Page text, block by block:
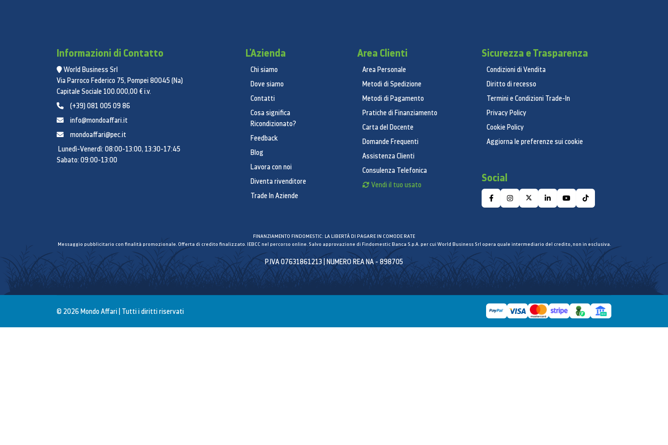
Informazioni di Contatto
World Business Srl
Via Parroco Federico 75, Pompei 80045 (Na)
Capitale Sociale 100.000,00 € i.v.
(+39) 081 005 09 86
info@mondoaffari.it
mondoaffari@pec.it
Lunedì-Venerdì: 08:00-13:00, 13:30-17:45
Sabato: 09:00-13:00
L'Azienda
Chi siamo
Dove siamo
Contatti
Cosa significa
Ricondizionato?
Feedback
Blog
Lavora con noi
Diventa rivenditore
Trade In Aziende
Area Clienti
Area Personale
Metodi di Spedizione
Metodi di Pagamento
Pratiche di Finanziamento
Carta del Docente
Domande Frequenti
Assistenza Clienti
Consulenza Telefonica
Vendi il tuo usato
Sicurezza e Trasparenza
Condizioni di Vendita
Diritto di recesso
Termini e Condizioni Trade-In
Privacy Policy
Cookie Policy
Aggiorna le preferenze sui cookie
Social
FINANZIAMENTO FINDOMESTIC: LA LIBERTÀ DI PAGARE IN COMODE RATE
Messaggio pubblicitario con finalità promozionale. Offerta di credito finalizzato. IEBCC nel percorso online. Salvo approvazione di Findomestic Banca S.p.A. per cui World Business Srl opera quale intermediario del credito, non in esclusiva.
P.IVA 07631861213 | NUMERO REA NA - 898705
© 2026 Mondo Affari | Tutti i diritti riservati